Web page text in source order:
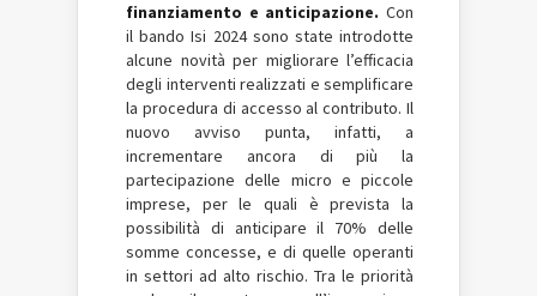
finanziamento e anticipazione. Con
il bando Isi 2024 sono state introdotte
alcune novità per migliorare l’efficacia
degli interventi realizzati e semplificare
la procedura di accesso al contributo. Il
nuovo avviso punta, infatti, a
incrementare ancora di più la
partecipazione delle micro e piccole
imprese, per le quali è prevista la
possibilità di anticipare il 70% delle
somme concesse, e di quelle operanti
in settori ad alto rischio. Tra le priorità